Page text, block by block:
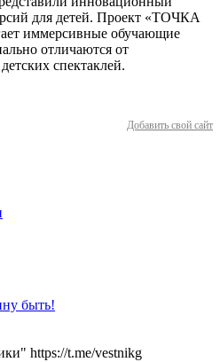
для детей. Проект «ТОЧКА
иммерсивные обучающие
отличаются от
спектаклей.
Добавить свой сайт
быть!
https://t.me/vestnikg